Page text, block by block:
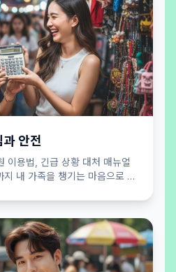
안전
이용법, 긴급 상황 대처 매뉴얼
내 가족을 챙기는 마음으로 당